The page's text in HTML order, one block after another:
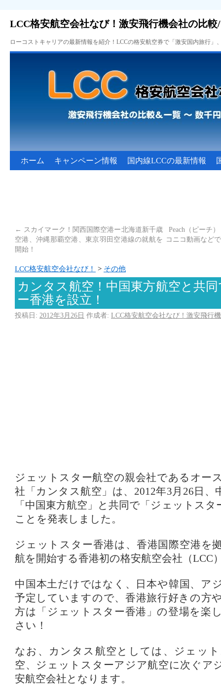
LCC格安航空会社なび！激安飛行機会社の比較
ローコストキャリアの最新情報を紹介！LCCの格安航空券で「激安国内旅行
ホーム キャンペーン情報 国内線LCCの最新情報
← スカイマーク！関西国際空港ー北海道新千歳
空港、沖縄那覇空港、東京羽田空港線の就航を
開始！
Peach（ピーチ
コニコ動画など
LCC格安航空会社なび！ > その他
カンタス航空！中国東方航空と共
ー香港を設立！
投稿日: 2012年3月26日 作成者: LCC格安航空会社なび！激安飛行
ジェットスター航空の親会社であるオー
社「カンタス航空」は、2012年3月26日、
「中国東方航空」と共同で「ジェットス
ことを発表しました。
ジェットスター香港は、香港国際空港を
航を開始する香港初の格安航空会社（LCC
中国本土だけではなく、日本や韓国、ア
予定していますので、香港旅行好きの方
方は「ジェットスター香港」の登場を楽
さい！
なお、カンタス航空としては、ジェッ
空、ジェットスターアジア航空に次ぐア
安航空会社となります。